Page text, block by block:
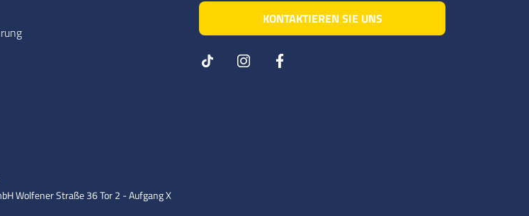
KONTAKTIEREN SIE UNS
Wolfener Straße 36Tor 2 - Aufgang X